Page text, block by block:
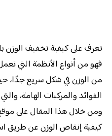
تعرف على كيفية تخفيف الوزن
فهو من أنواع الأنظمة التي
من الوزن في شكل سريع جدًا،
الفوائد والمركبات الهامة،
ومن خلال هذا المقال على
كيفية إنقاص الوزن عن طريق